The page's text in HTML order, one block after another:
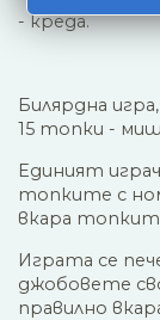
- креда.
Билярдна
15 топки -
Единият
топките с
вкара
Играта се
джобовете
правилно